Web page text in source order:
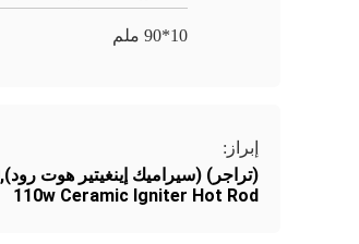
10*90 ملم
إبراز:
(تراجر) (سيراميك إينغيتير هوت رود),120 فولت / 220 فولت سيراميك إشعال الساخن,110w سيراميك إشعال الساخن
110w Ceramic Igniter Hot Rod